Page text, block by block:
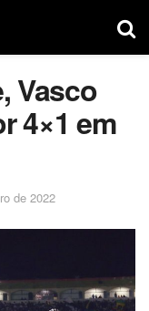
Vasco
4×1 em
de 2022